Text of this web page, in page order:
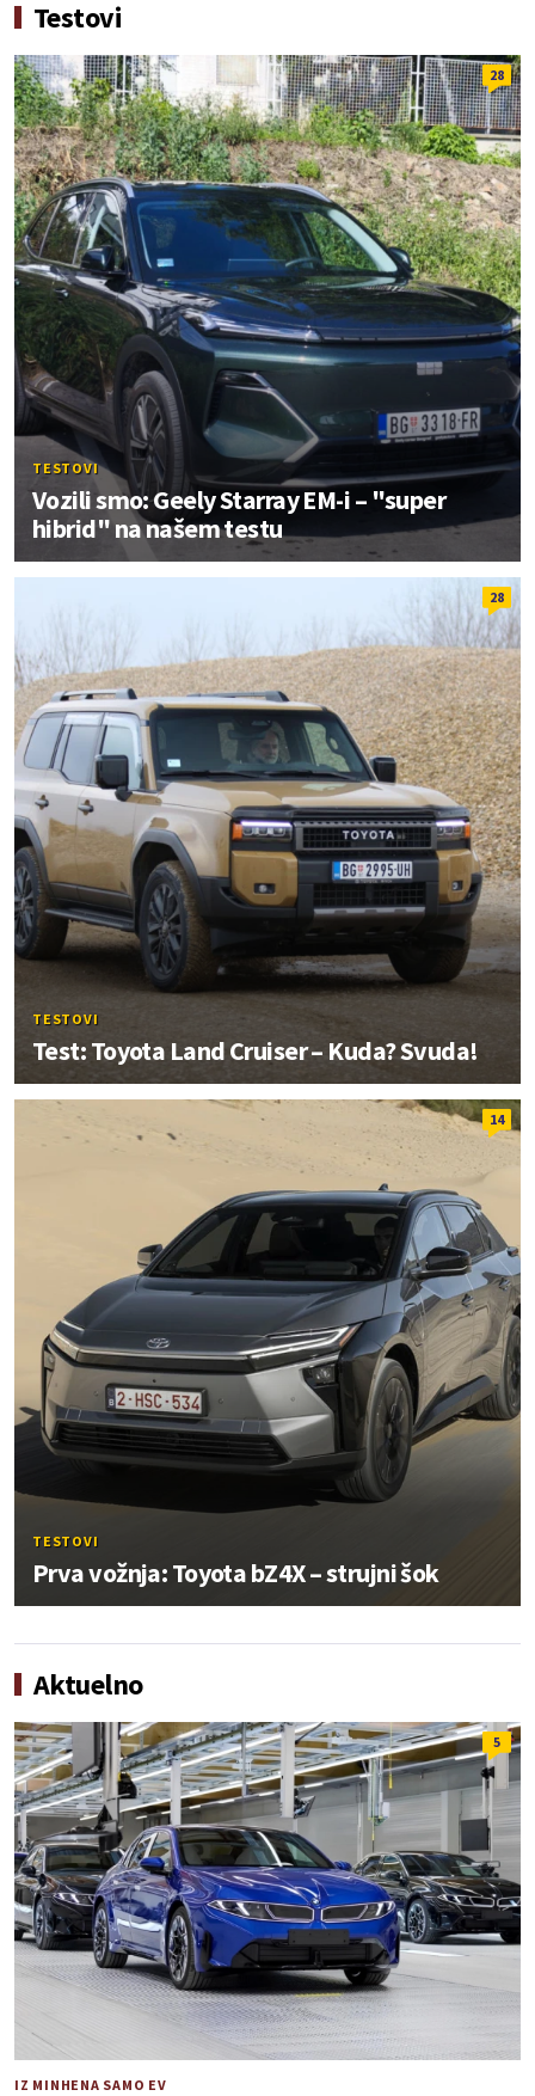
Testovi
28
TESTOVI
Vozili smo: Geely Starray EM-i – "super
hibrid" na našem testu
28
TESTOVI
Test: Toyota Land Cruiser – Kuda? Svuda!
14
TESTOVI
Prva vožnja: Toyota bZ4X – strujni šok
Aktuelno
5
IZ MINHENA SAMO EV